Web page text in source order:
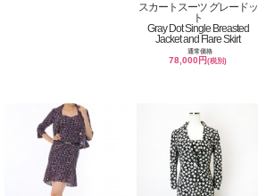
スカートスーツ グレードッ
ト
Gray Dot Single Breasted
Jacket and Flare Skirt
通常価格
78,000円(税別)